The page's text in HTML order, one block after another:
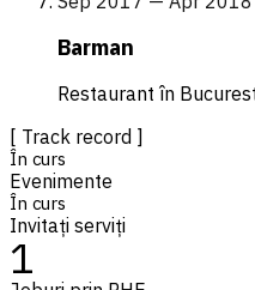
Barman
Restaurant în
[ Track record ]
În curs
Evenimente
În curs
Invitați serviți
1